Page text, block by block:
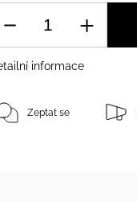
informace
Zeptat se